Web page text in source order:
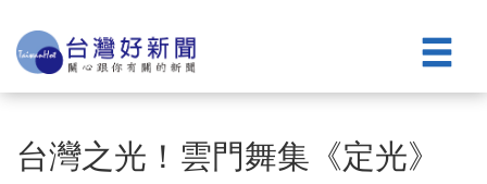
台灣之光！雲門舞集《定光》